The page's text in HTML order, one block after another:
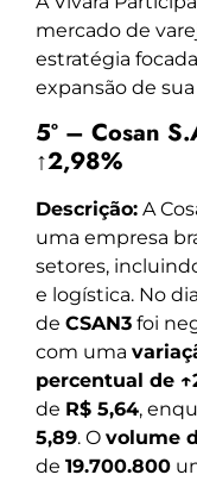
mercado de
estratégia
expansão de
5º – Cosan
↑2,98%
Descrição: A
uma empresa
setores,
e logística. No
de CSAN3 foi
com uma
percentual de
de R$ 5,64,
5,89. O volume
de 19.700.800